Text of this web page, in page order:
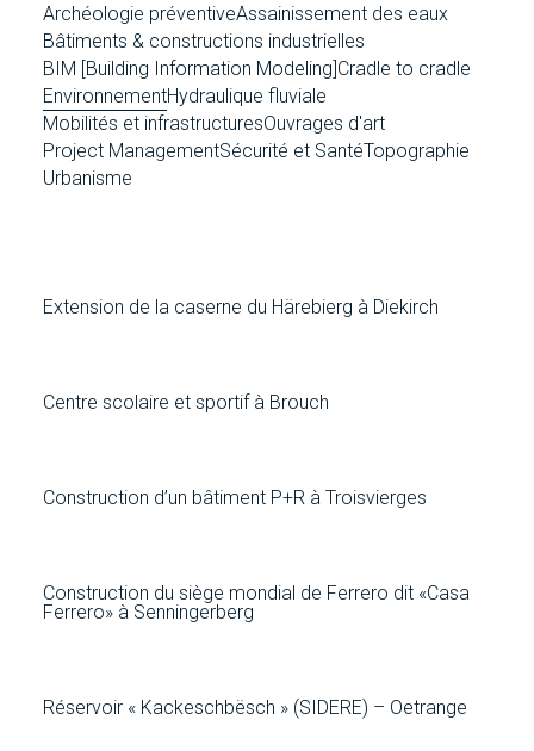
Archéologie préventiveAssainissement des eaux
Bâtiments & constructions industrielles
BIM [Building Information Modeling]Cradle to cradle
EnvironnementHydraulique fluviale
Mobilités et infrastructuresOuvrages d'art
Project ManagementSécurité et SantéTopographie
Urbanisme
Extension de la caserne du Härebierg à Diekirch
Centre scolaire et sportif à Brouch
Construction d’un bâtiment P+R à Troisvierges
Construction du siège mondial de Ferrero dit «Casa
Ferrero» à Senningerberg
Réservoir « Kackeschbësch » (SIDERE) – Oetrange